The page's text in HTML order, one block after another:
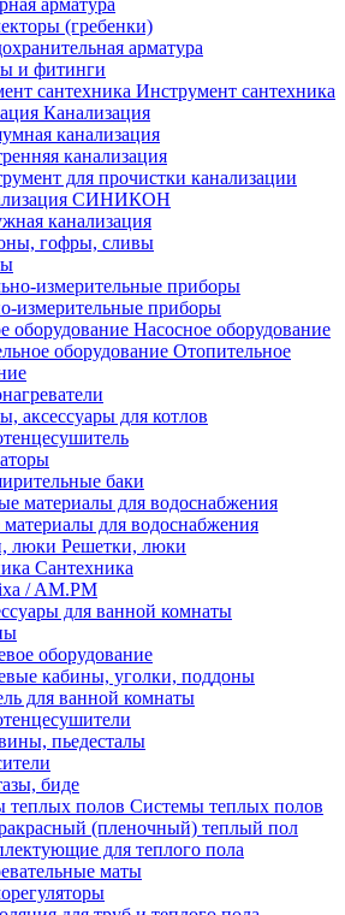
арматура
(гребенки)
арматура
и фитинги
Инструмент сантехника
Канализация
канализация
канализация
для прочистки канализации
СИНИКОН
канализация
гофры, сливы
измерительные приборы
Насосное оборудование
Отопительное
аксессуары для котлов
баки
для водоснабжения
Решетки, люки
Сантехника
/ AM.PM
для ванной комнаты
оборудование
кабины, уголки, поддоны
для ванной комнаты
пьедесталы
биде
Системы теплых полов
(пленочный) теплый пол
для теплого пола
маты